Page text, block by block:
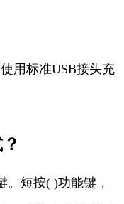
用标准USB接头充
短按( )功能键，